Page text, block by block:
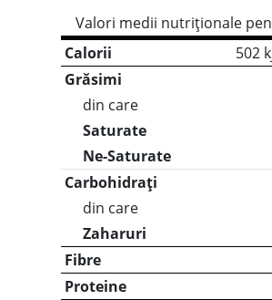
Valori medii nutriționale
Calorii
502
Grăsimi
din care
Saturate
Ne-Saturate
Carbohidrați
din care
Zaharuri
Fibre
Proteine